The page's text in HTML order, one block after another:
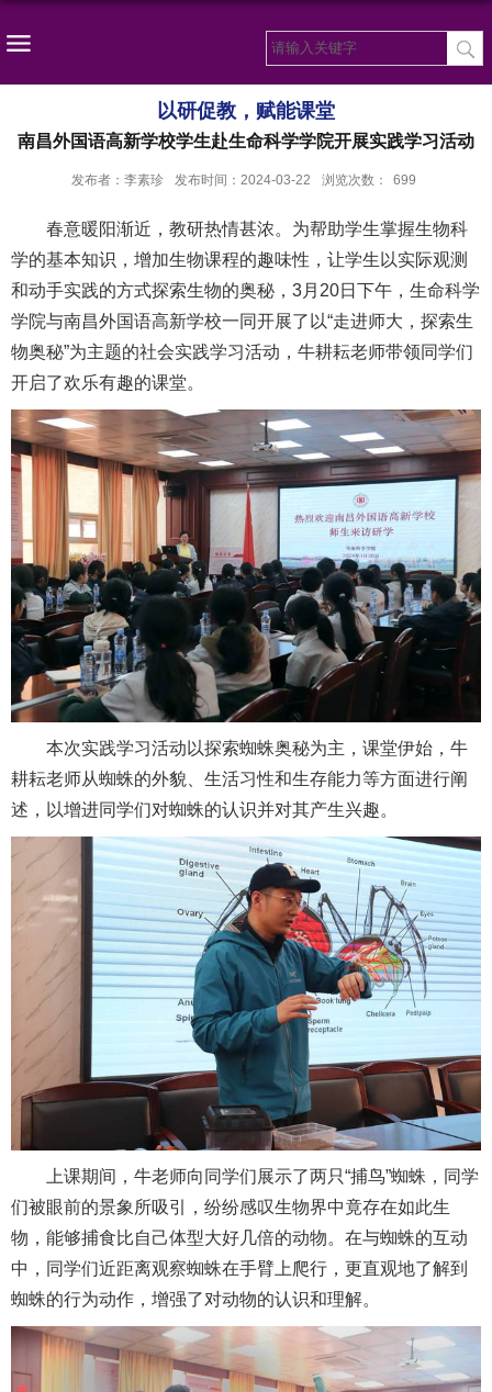
以研促教，赋能课堂
南昌外国语高新学校学生赴生命科学学院开展实践学习活动
发布者：李素珍 发布时间：2024-03-22 浏览次数： 699
春意暖阳渐近，教研热情甚浓。为帮助学生掌握生物科
学的基本知识，增加生物课程的趣味性，让学生以实际观测
和动手实践的方式探索生物的奥秘，3月20日下午，生命科学
学院与南昌外国语高新学校一同开展了以“走进师大，探索生
物奥秘”为主题的社会实践学习活动，牛耕耘老师带领同学们
开启了欢乐有趣的课堂。
本次实践学习活动以探索蜘蛛奥秘为主，课堂伊始，牛
耕耘老师从蜘蛛的外貌、生活习性和生存能力等方面进行阐
述，以增进同学们对蜘蛛的认识并对其产生兴趣。
上课期间，牛老师向同学们展示了两只“捕鸟”蜘蛛，同学
们被眼前的景象所吸引，纷纷感叹生物界中竟存在如此生
物，能够捕食比自己体型大好几倍的动物。在与蜘蛛的互动
中，同学们近距离观察蜘蛛在手臂上爬行，更直观地了解到
蜘蛛的行为动作，增强了对动物的认识和理解。